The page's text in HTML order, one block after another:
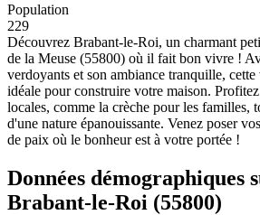
Population
229
Découvrez Brabant-le-Roi, un charmant
de la Meuse (55800) où il fait bon vivre !
verdoyants et son ambiance tranquille,
idéale pour construire votre maison.
locales, comme la crèche pour les familles,
d'une nature épanouissante. Venez poser
de paix où le bonheur est à votre portée !
Données démographiques
Brabant-le-Roi (55800)